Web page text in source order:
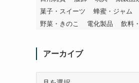
菓子・スイーツ
蜂蜜・ジャム
野菜・きのこ
電化製品 飲料
アーカイブ